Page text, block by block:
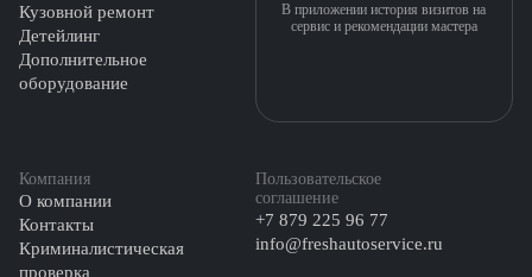
Кузовной ремонт
Детейлинг
Дополнительное
оборудование
Компания
О компании
Контакты
Криминалистическая
проверка
Пользовательское
соглашение
+7 879 225 96 77
info@freshautoservice.ru
В приложении история визитов на
сервис и рекомендации мастера